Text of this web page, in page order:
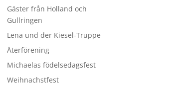
Gäster från Holland och
Gullringen
Lena und der Kiesel-Truppe
Återförening
Michaelas födelsedagsfest
Weihnachstfest